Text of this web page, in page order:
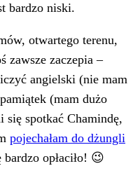
bardzo niski.
otwartego terenu,
zawsze zaczepia –
angielski (nie mam
(mam dużo
się spotkać Chamindę,
pojechałam do dżungli
bardzo opłaciło! 😉